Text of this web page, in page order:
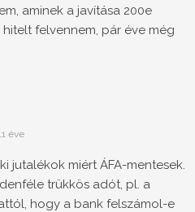
aminek a javítása 200e
felvennem, pár éve még
éve
jutalékok miért ÁFA-mentesek.
trükkös adót, pl. a
hogy a bank felszámol-e